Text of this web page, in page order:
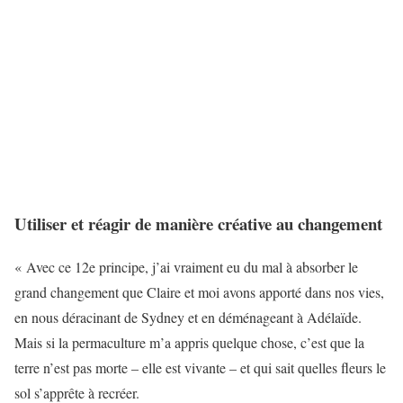
Utiliser et réagir de manière créative au changement
« Avec ce 12e principe, j’ai vraiment eu du mal à absorber le
grand changement que Claire et moi avons apporté dans nos vies,
en nous déracinant de Sydney et en déménageant à Adélaïde.
Mais si la permaculture m’a appris quelque chose, c’est que la
terre n’est pas morte – elle est vivante – et qui sait quelles fleurs le
sol s’apprête à recréer.